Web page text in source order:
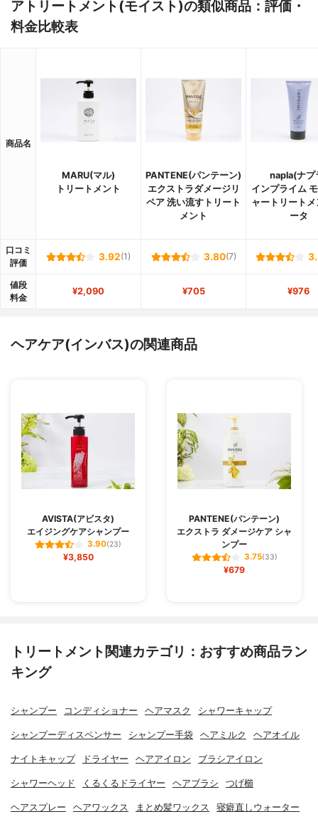
アトリートメント(モイスト)の類似商品：評価・
料金比較表
商品名
MARU(マル)
トリートメント
PANTENE(パンテーン)
エクストラダメージリ
ペア 洗い流すトリート
メント
napla(ナプ
インプライム
ャートリート
ータ
口コミ
評価
3.92(1) 3.80(7)
値段
料金
¥2,090 ¥705 ¥976
ヘアケア(インバス)の関連商品
AVISTA(アビスタ)
エイジングケアシャンプー
3.90(23)
¥3,850
PANTENE(パンテーン)
エクストラ ダメージケア シャ
ンプー
3.75(33)
¥679
トリートメント関連カテゴリ：おすすめ商品ラン
キング
シャンプー コンディショナー ヘアマスク シャワーキャップ
シャンプーディスペンサー シャンプー手袋 ヘアミルク ヘアオイル
ナイトキャップ ドライヤー ヘアアイロン ブラシアイロン
シャワーヘッド くるくるドライヤー ヘアブラシ つげ櫛
ヘアスプレー ヘアワックス まとめ髪ワックス 寝癖直しウォーター